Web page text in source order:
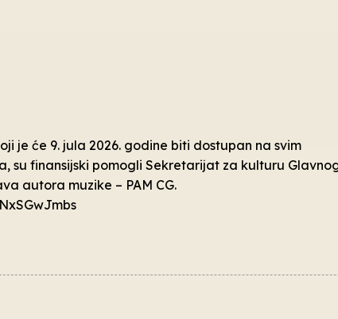
je će 9. jula 2026. godine biti dostupan na svim
su finansijski pomogli Sekretarijat za kulturu
autora muzike – PAM CG.